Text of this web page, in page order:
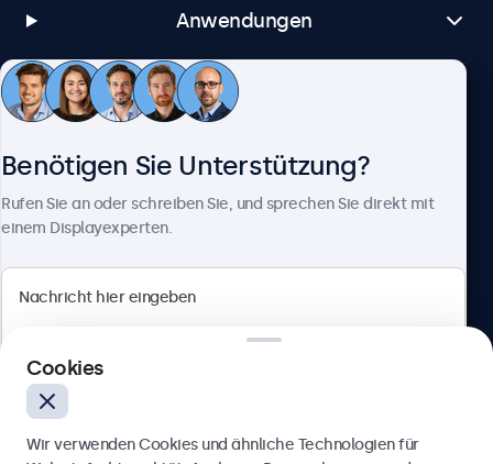
Anwendungen
Kundenservice
Berliner Allee 59, 40212 Düsseldorf, Deutschland
Deutsch
Benötigen Sie Unterstützung?
Rufen Sie an oder schreiben Sie, und sprechen Sie direkt mit
einem Displayexperten.
Cookies
Wir verwenden Cookies und ähnliche Technologien für